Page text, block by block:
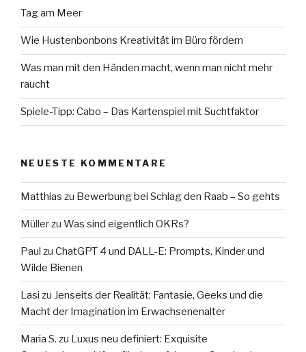
Tag am Meer
Wie Hustenbonbons Kreativität im Büro fördern
Was man mit den Händen macht, wenn man nicht mehr
raucht
Spiele-Tipp: Cabo – Das Kartenspiel mit Suchtfaktor
NEUESTE KOMMENTARE
Matthias zu Bewerbung bei Schlag den Raab – So gehts
Müllerzu Was sind eigentlich OKRs?
Paul zu ChatGPT 4 und DALL-E: Prompts, Kinder und
Wilde Bienen
Lasi zu Jenseits der Realität: Fantasie, Geeks und die
Macht der Imagination im Erwachsenenalter
Maria S. zu Luxus neu definiert: Exquisite